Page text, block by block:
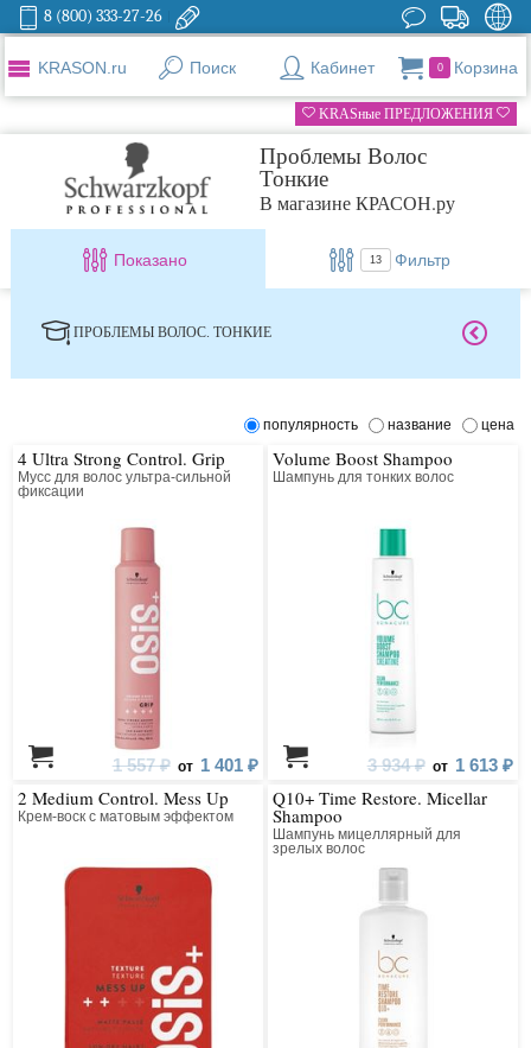
8 (800) 333-27-26
KRASON.ru Поиск Кабинет 0 Корзина
KRASные ПРЕДЛОЖЕНИЯ
Проблемы Волос
Тонкие
В магазине КРАСОН.ру
Показано 13 Фильтр
ПРОБЛЕМЫ ВОЛОС. ТОНКИЕ
популярность название цена
4 Ultra Strong Control. Grip
Мусс для волос ультра-сильной
фиксации
1 557 ₽ от 1 401 ₽
Volume Boost Shampoo
Шампунь для тонких волос
3 934 ₽ от 1 613 ₽
2 Medium Control. Mess Up
Крем-воск с матовым эффектом
Q10+ Time Restore. Micellar
Shampoo
Шампунь мицеллярный для
зрелых волос